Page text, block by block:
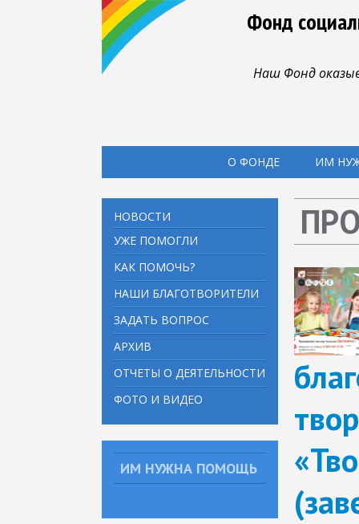
Фонд
Наш Фонд
О ФОНДЕ ИМ
НОВОСТИ
УЖЕ ПОМОГЛИ
КАК ПОМОЧЬ?
НАШИ БЛАГОТВОРИТЕЛИ
ЗАДАТЬ ВОПРОС
АРХИВ
ОТЧЕТЫ О ДЕЯТЕЛЬНОСТИ
ФОТО И ВИДЕО
ИМ НУЖНА ПОМОЩЬ